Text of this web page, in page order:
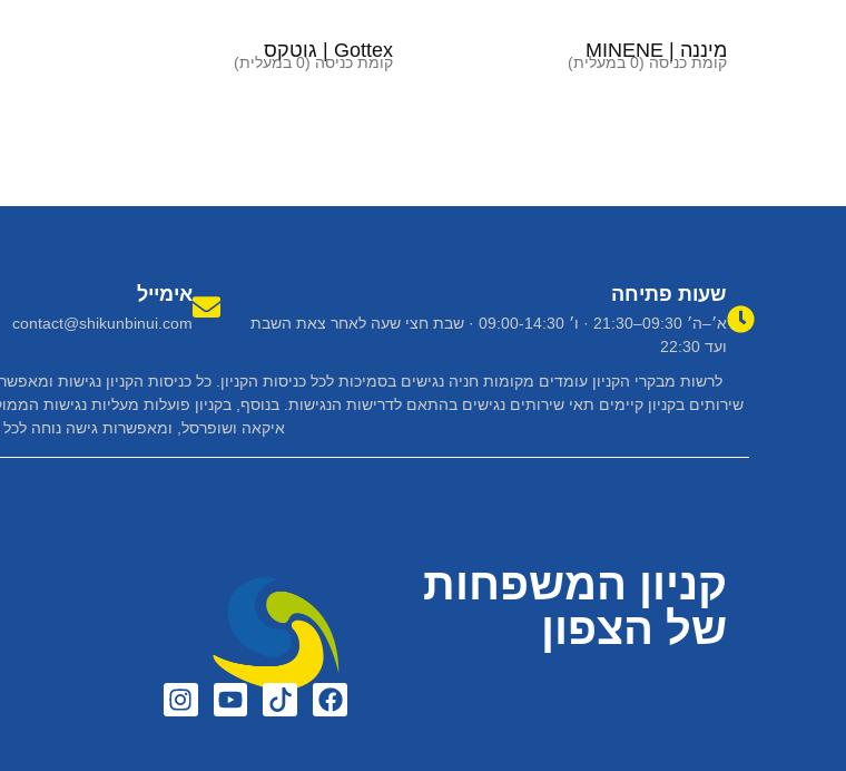
מיננה | MINENE
קומת כניסה (0 במעלית)
Gottex | גוטקס
קומת כניסה (0 במעלית)
שעות פתיחה
א׳–ה׳ 09:30–21:30 · ו׳ 09:00-14:30 · שבת חצי שעה לאחר צאת השבת
ועד 22:30
אימייל
contact@shikunbinui.com
לרשות מבקרי הקניון עומדים מקומות חניה נגישים בסמיכות לכל כניסות הקניון. כל כניסות הקניון נגישות
איקאה ושופרסל, ומאפשרות גישה נוחה לכל
קניון המשפחות
של הצפון